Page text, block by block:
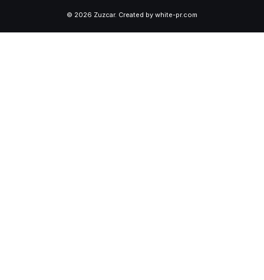
© 2026 Zuzcar. Created by white-pr.com